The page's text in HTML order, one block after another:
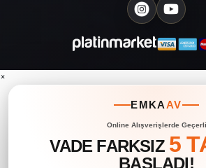
×
EMKAAV
Online Alışverişlerde Geçerli
VADE FARKSIZ 5
BAŞLADI!